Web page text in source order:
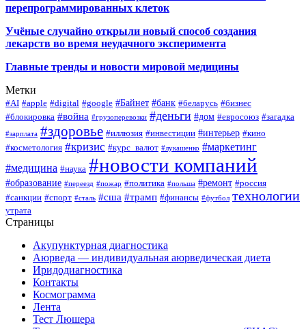
перепрограммированных клеток
Учёные случайно открыли новый способ создания
лекарств во время неудачного эксперимента
Главные тренды и новости мировой медицины
Метки
#AI #apple #digital #google #Байнет #банк #беларусь #бизнес
#блокировка #война #грузоперевозки #деньги #дом #евросоюз #загадка
#зарплата #здоровье #иллюзия #инвестиции #интерьер #кино
#косметология #кризис #курс_валют #лукашенко #маркетинг
#медицина #наука #новости компаний
#образование #переезд #пожар #политика #польша #ремонт #россия
#санкции #спорт #сталь #сша #трамп #финансы #футбол технологии
утрата
Страницы
Акупунктурная диагностика
Аюрведа — индивидуальная аюрведическая диета
Иридодиагностика
Контакты
Космограмма
Лента
Тест Люшера